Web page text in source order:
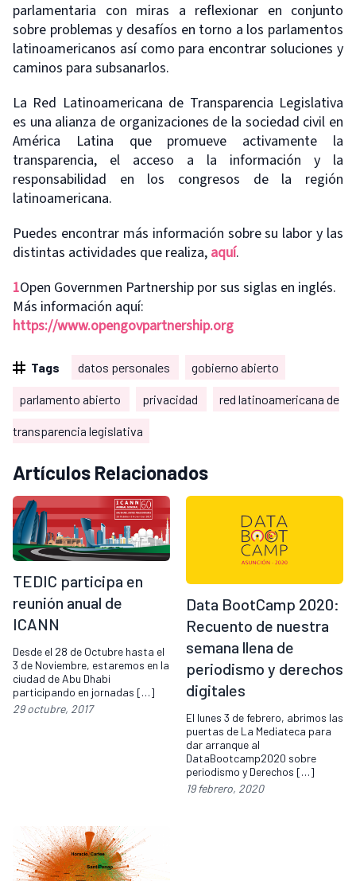
parlamentaria con miras a reflexionar en conjunto
sobre problemas y desafíos en torno a los parlamentos
latinoamericanos así como para encontrar soluciones y
caminos para subsanarlos.
La Red Latinoamericana de Transparencia Legislativa
es una alianza de organizaciones de la sociedad civil en
América Latina que promueve activamente la
transparencia, el acceso a la información y la
responsabilidad en los congresos de la región
latinoamericana.
Puedes encontrar más información sobre su labor y las
distintas actividades que realiza, aquí.
1Open Governmen Partnership por sus siglas en inglés.
Más información aquí:
https://www.opengovpartnership.org
Tags datos personales gobierno abierto
parlamento abierto privacidad red latinoamericana de
transparencia legislativa
Artículos Relacionados
TEDIC participa en
reunión anual de
ICANN
Desde el 28 de Octubre hasta el
3 de Noviembre, estaremos en la
ciudad de Abu Dhabi
participando en jornadas […]
29 octubre, 2017
Data BootCamp 2020:
Recuento de nuestra
semana llena de
periodismo y derechos
digitales
El lunes 3 de febrero, abrimos las
puertas de La Mediateca para
dar arranque al
DataBootcamp2020 sobre
periodismo y Derechos […]
19 febrero, 2020